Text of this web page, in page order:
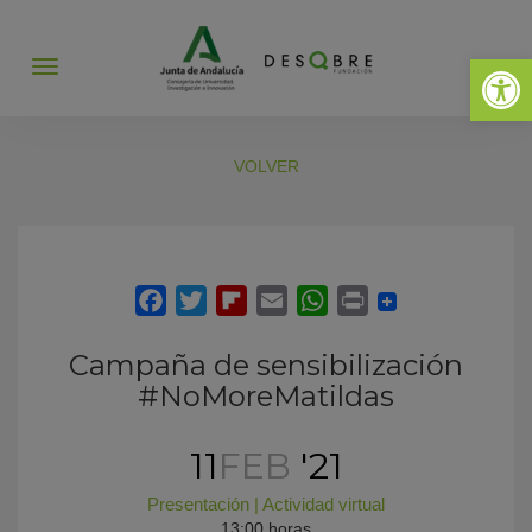
Abrir
Abrir
VOLVER
Campaña de sensibilización
#NoMoreMatildas
11FEB '21
Presentación | Actividad virtual